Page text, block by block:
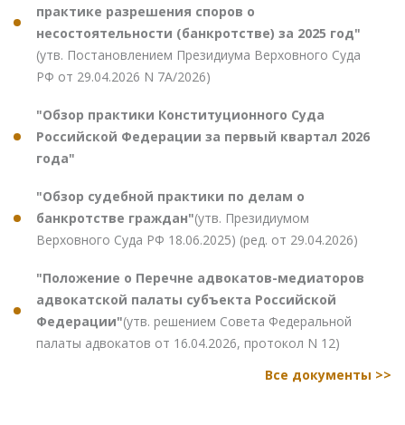
практике разрешения споров о
несостоятельности (банкротстве) за 2025 год"
(утв. Постановлением Президиума Верховного Суда
РФ от 29.04.2026 N 7А/2026)
"Обзор практики Конституционного Суда
Российской Федерации за первый квартал 2026
года"
"Обзор судебной практики по делам о
банкротстве граждан"(утв. Президиумом
Верховного Суда РФ 18.06.2025) (ред. от 29.04.2026)
"Положение о Перечне адвокатов-медиаторов
адвокатской палаты субъекта Российской
Федерации"(утв. решением Совета Федеральной
палаты адвокатов от 16.04.2026, протокол N 12)
Все документы >>